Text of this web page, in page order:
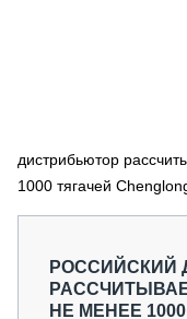
СПЕЦПРОЕКТЫ
МЕРОПРИЯТИЯ
СТАТЬИ ПО
дистрибьютор
1000 тягачей
РОССИЙСКИЙ
НЕ МЕНЕЕ 1000